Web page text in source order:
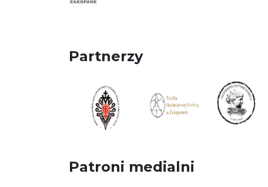
Partnerzy
Patroni medialni